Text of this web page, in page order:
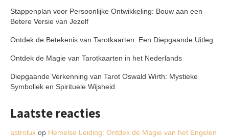
Stappenplan voor Persoonlijke Ontwikkeling: Bouw aan een
Betere Versie van Jezelf
Ontdek de Betekenis van Tarotkaarten: Een Diepgaande Uitleg
Ontdek de Magie van Tarotkaarten in het Nederlands
Diepgaande Verkenning van Tarot Oswald Wirth: Mystieke
Symboliek en Spirituele Wijsheid
Laatste reacties
astrolux op Hemelse Leiding: Ontdek de Magie van het Engelen